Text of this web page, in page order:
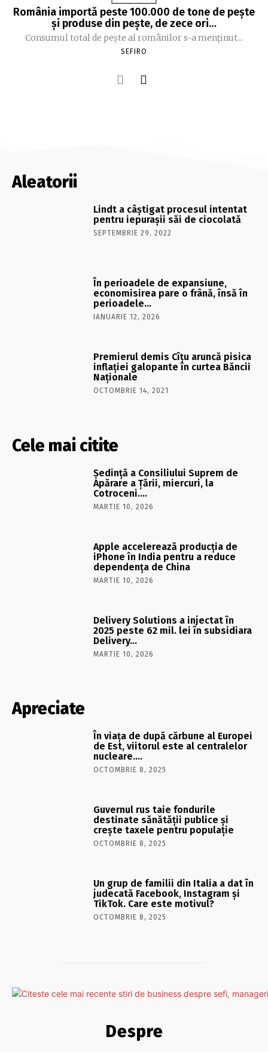
România importă peste 100.000 de tone de peşte
şi produse din peşte, de zece ori…
Consumul total de peşte al ro­mâ­nilor s-a menţinut...
SEFIRO
Aleatorii
Lindt a câştigat procesul intentat
pentru iepuraşii săi de ciocolată
SEPTEMBRIE 29, 2022
În perioadele de expansiune,
economisirea pare o frână, însă în
perioadele…
IANUARIE 12, 2026
Premierul demis Cîțu aruncă pisica
inflației galopante în curtea Băncii
Naționale
OCTOMBRIE 14, 2021
Cele mai citite
Şedinţă a Consiliului Suprem de
Apărare a Ţării, miercuri, la
Cotroceni….
MARTIE 10, 2026
Apple accelerează producția de
iPhone în India pentru a reduce
dependența de China
MARTIE 10, 2026
Delivery Solutions a injectat în
2025 peste 62 mil. lei în subsidiara
Delivery…
MARTIE 10, 2026
Apreciate
În viaţa de după cărbune al Europei
de Est, viitorul este al centralelor
nucleare….
OCTOMBRIE 8, 2025
Guvernul rus taie fondurile
destinate sănătății publice și
crește taxele pentru populație
OCTOMBRIE 8, 2025
Un grup de familii din Italia a dat în
judecată Facebook, Instagram și
TikTok. Care este motivul?
OCTOMBRIE 8, 2025
Despre